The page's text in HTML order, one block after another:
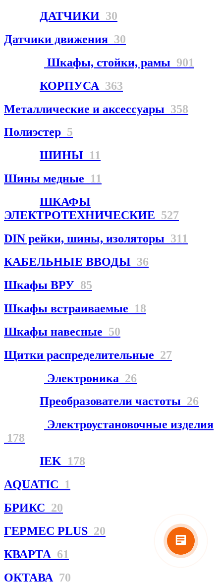
ДАТЧИКИ 30
Датчики движения 30
Шкафы, стойки, рамы 901
КОРПУСА 363
Металлические и аксессуары 358
Полиэстер 5
ШИНЫ 11
Шины медные 11
ШКАФЫ
ЭЛЕКТРОТЕХНИЧЕСКИЕ 527
DIN рейки, шины, изоляторы 311
КАБЕЛЬНЫЕ ВВОДЫ 36
Шкафы ВРУ 85
Шкафы встраиваемые 18
Шкафы навесные 50
Щитки распределительные 27
Электроника 26
Преобразователи частоты 26
Электроустановочные изделия
178
IEK 178
AQUATIC 1
БРИКС 20
ГЕРМЕС PLUS 20
КВАРТА 61
ОКТАВА 70